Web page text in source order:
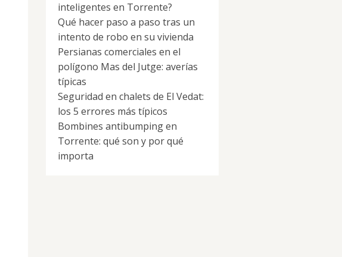
inteligentes en Torrente?
Qué hacer paso a paso tras un
intento de robo en su vivienda
Persianas comerciales en el
polígono Mas del Jutge: averías
típicas
Seguridad en chalets de El Vedat:
los 5 errores más típicos
Bombines antibumping en
Torrente: qué son y por qué
importa